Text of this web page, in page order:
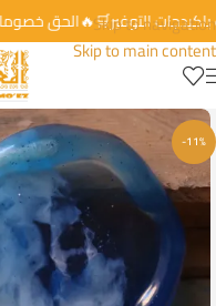
Skip to navigation
Skip to main content
التوفير🛒🔥الحق
-11%